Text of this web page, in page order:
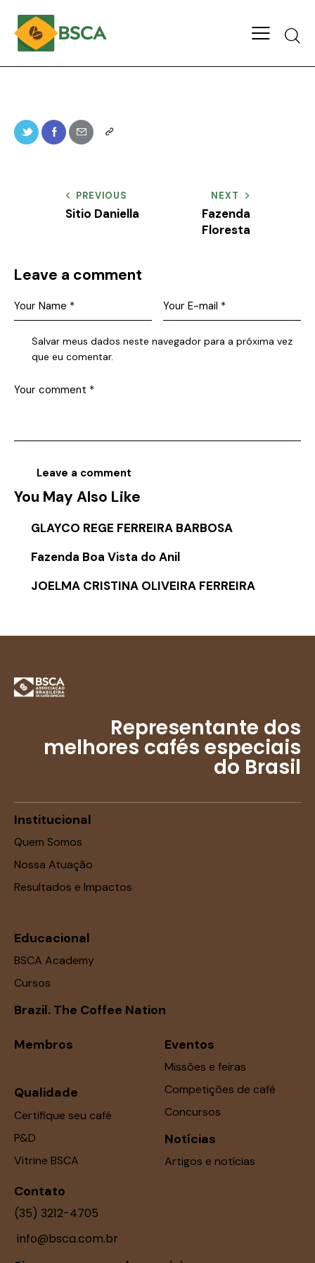
PREVIOUS
Sitio Daniella
NEXT
Fazenda
Floresta
Leave a comment
Salvar meus dados neste navegador para a próxima vez
que eu comentar.
You May Also Like
GLAYCO REGE FERREIRA BARBOSA
Fazenda Boa Vista do Anil
JOELMA CRISTINA OLIVEIRA FERREIRA
Representante dos
melhores cafés especiais
do Brasil
Institucional
Quem Somos
Nossa Atuação
Resultados e Impactos
Educacional
BSCA Academy
Cursos
Brazil. The Coffee Nation
Membros
Qualidade
Certifique seu café
P&D
Vitrine BSCA
Eventos
Missões e feiras
Competições de café
Concursos
Notícias
Artigos e notícias
Contato
(35) 3212-4705
info@bsca.com.br